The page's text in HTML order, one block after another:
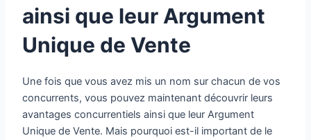
ainsi que leur Argument
Unique de Vente
Une fois que vous avez mis un nom sur chacun de vos
concurrents, vous pouvez maintenant découvrir leurs
avantages concurrentiels ainsi que leur Argument
Unique de Vente. Mais pourquoi est-il important de le